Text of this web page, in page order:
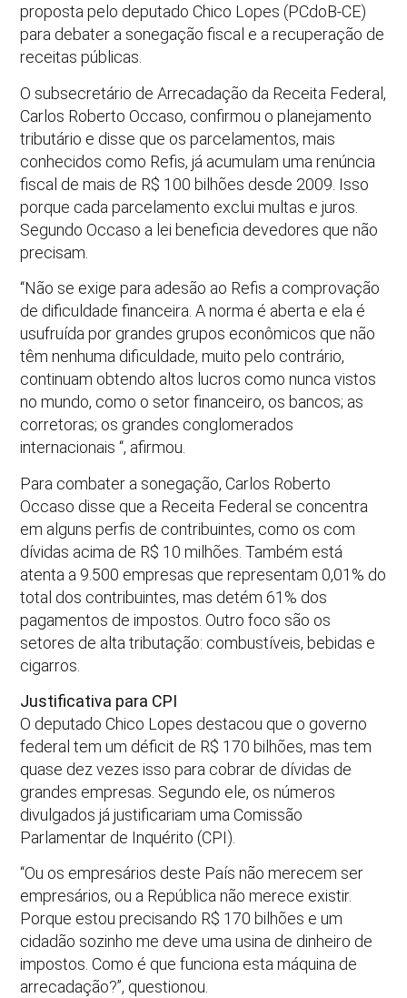
proposta pelo deputado Chico Lopes (PCdoB-CE)
para debater a sonegação fiscal e a recuperação de
receitas públicas.
O subsecretário de Arrecadação da Receita Federal,
Carlos Roberto Occaso, confirmou o planejamento
tributário e disse que os parcelamentos, mais
conhecidos como Refis, já acumulam uma renúncia
fiscal de mais de R$ 100 bilhões desde 2009. Isso
porque cada parcelamento exclui multas e juros.
Segundo Occaso a lei beneficia devedores que não
precisam.
“Não se exige para adesão ao Refis a comprovação
de dificuldade financeira. A norma é aberta e ela é
usufruída por grandes grupos econômicos que não
têm nenhuma dificuldade, muito pelo contrário,
continuam obtendo altos lucros como nunca vistos
no mundo, como o setor financeiro, os bancos; as
corretoras; os grandes conglomerados
internacionais “, afirmou.
Para combater a sonegação, Carlos Roberto
Occaso disse que a Receita Federal se concentra
em alguns perfis de contribuintes, como os com
dívidas acima de R$ 10 milhões. Também está
atenta a 9.500 empresas que representam 0,01% do
total dos contribuintes, mas detém 61% dos
pagamentos de impostos. Outro foco são os
setores de alta tributação: combustíveis, bebidas e
cigarros.
Justificativa para CPI
O deputado Chico Lopes destacou que o governo
federal tem um déficit de R$ 170 bilhões, mas tem
quase dez vezes isso para cobrar de dívidas de
grandes empresas. Segundo ele, os números
divulgados já justificariam uma Comissão
Parlamentar de Inquérito (CPI).
“Ou os empresários deste País não merecem ser
empresários, ou a República não merece existir.
Porque estou precisando R$ 170 bilhões e um
cidadão sozinho me deve uma usina de dinheiro de
impostos. Como é que funciona esta máquina de
arrecadação?”, questionou.